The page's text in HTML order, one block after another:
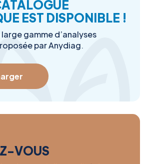
EST DISPONIBLE !
gamme d’analyses
par Anydiag.
VOUS